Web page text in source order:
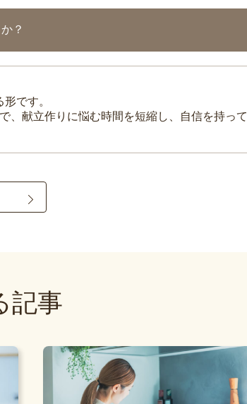
？
です。
、献立作りに悩む時間を短縮し、自信を持って
記事